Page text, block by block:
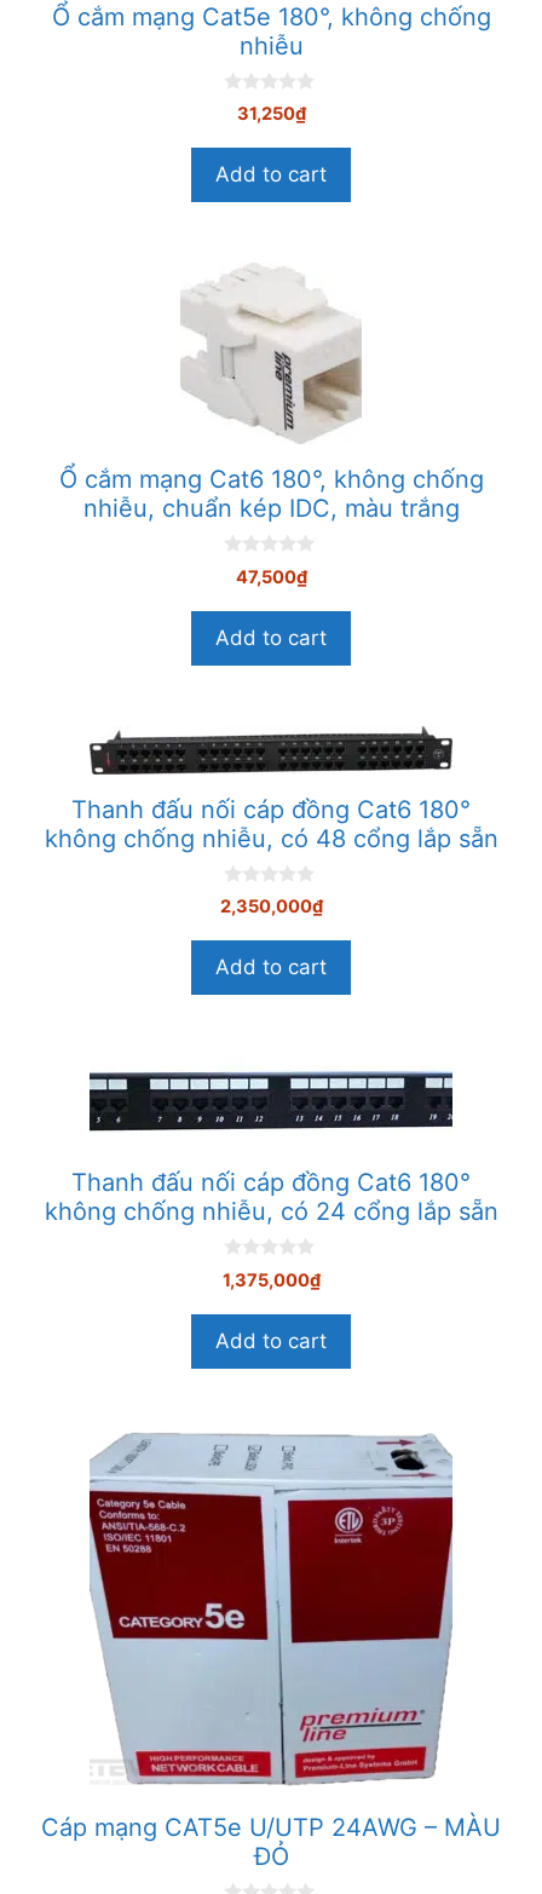
Ổ cắm mạng Cat5e 180°, không chống
nhiễu
à
5
31,250₫
Add to cart
Ổ cắm mạng Cat6 180°, không chống
nhiễu, chuẩn kép IDC, màu trắng
à
5
47,500₫
Add to cart
Thanh đấu nối cáp đồng Cat6 180°
không chống nhiễu, có 48 cổng lắp sẵn
0
n
à
5
2,350,000₫
Add to cart
Thanh đấu nối cáp đồng Cat6 180°
không chống nhiễu, có 24 cổng lắp sẵn
0
n
à
5
1,375,000₫
Add to cart
Cáp mạng CAT5e U/UTP 24AWG – MÀU
ĐỎ